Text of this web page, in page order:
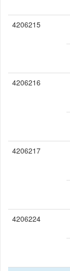
4206215
4206216
4206217
4206224